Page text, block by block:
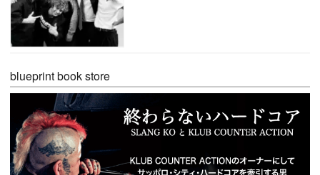
blueprint book store